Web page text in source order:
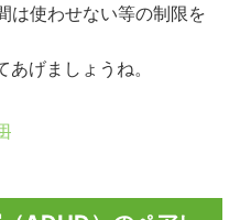
は使わせない等の制限を
げましょうね。